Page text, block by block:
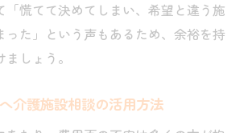
「慌てて決めてしまい、希望と違う施
った」という声もあるため、余裕を持
しょう。
介護施設相談の活用方法